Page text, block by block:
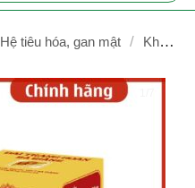
Hệ tiêu hóa, gan mật /
Kháng